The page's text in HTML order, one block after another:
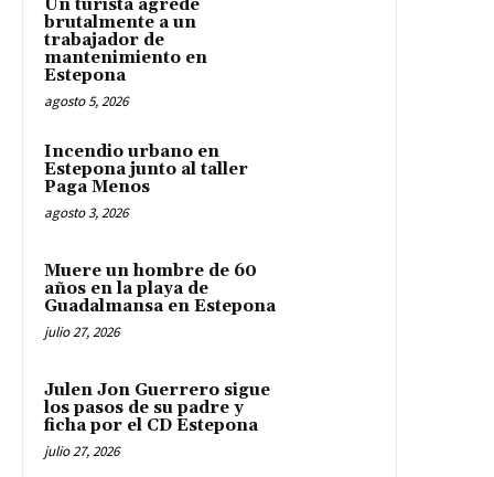
Un turista agrede
brutalmente a un
trabajador de
mantenimiento en
Estepona
agosto 5, 2026
Incendio urbano en
Estepona junto al taller
Paga Menos
agosto 3, 2026
Muere un hombre de 60
años en la playa de
Guadalmansa en Estepona
julio 27, 2026
Julen Jon Guerrero sigue
los pasos de su padre y
ficha por el CD Estepona
julio 27, 2026